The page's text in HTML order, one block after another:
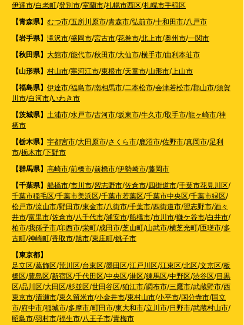
伊達市/白老町/登別市/室蘭市/札幌市西区/札幌市手稲区
【青森県】 むつ市/五所川原市/青森市/弘前市/十和田市/八戸市
【岩手県】 滝沢市/盛岡市/宮古市/花巻市/北上市/奥州市/一関市
【秋田県】 大館市/能代市/秋田市/大仙市/横手市/由利本荘市
【山形県】 村山市/寒河江市/東根市/天童市/山形市/上山市
【福島県】 伊達市/福島市/南相馬市/二本松市/会津若松市/郡山市/須賀
川市/白河市/いわき市
【茨城県】 土浦市/水戸市/古河市/坂東市/牛久市/取手市/龍ヶ崎市/神
栖市
【栃木県】 宇都宮市/大田原市/さくら市/鹿沼市/佐野市/真岡市/足利
市/栃木市/下野市
【群馬県】 高崎市/前橋市/前橋市/伊勢崎市/藤岡市
【千葉県】 船橋市/市川市/習志野市/佐倉市/四街道市/千葉市花見川区/
千葉市稲毛区/千葉市美浜区/千葉市若葉区/千葉市中央区/千葉市緑区/
松戸市/流山市/野田市/東金市/八街市/千葉市/四街道市/習志野市/酒々
井市/富里市/佐倉市/八千代市/浦安市/船橋市/市川市/鎌ケ谷市/白井市/
柏市/我孫子市/印西市/栄町/成田市/芝山町/山武市/横芝光町/匝瑳市/多
古町/神崎町/香取市/旭市/東庄町/銚子市
【東京都】
足立区/葛飾区/荒川区/台東区/墨田区/江戸川区/江東区/北区/文京区/板
橋区/豊島区/新宿区/千代田区/中央区/港区/練馬区/中野区/渋谷区/目黒
区/品川区/大田区/杉並区/世田谷区/狛江市/調布市/三鷹市/武蔵野市/西
東京市/清瀬市/東久留米市/小金井市/東村山市/小平市/国分寺市/国立
市/府中市/稲城市/多摩市/町田市/東大和市/立川市/日野市/武蔵村山市/
昭島市/羽村市/福生市/八王子市/青梅市